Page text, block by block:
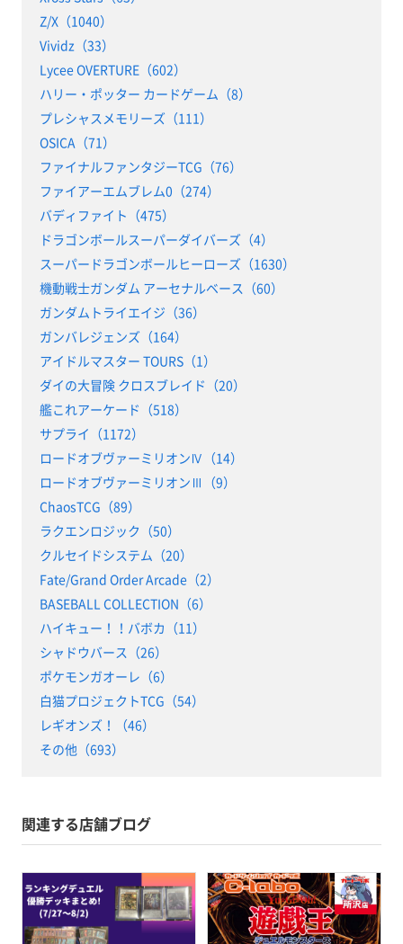
Z/X（1040）
Vividz（33）
Lycee OVERTURE（602）
ハリー・ポッター カードゲーム（8）
プレシャスメモリーズ（111）
OSICA（71）
ファイナルファンタジーTCG（76）
ファイアーエムブレム0（274）
バディファイト（475）
ドラゴンボールスーパーダイバーズ（4）
スーパードラゴンボールヒーローズ（1630）
機動戦士ガンダム アーセナルベース（60）
ガンダムトライエイジ（36）
ガンバレジェンズ（164）
アイドルマスター TOURS（1）
ダイの大冒険 クロスブレイド（20）
艦これアーケード（518）
サプライ（1172）
ロードオブヴァーミリオンⅣ（14）
ロードオブヴァーミリオンⅢ（9）
ChaosTCG（89）
ラクエンロジック（50）
クルセイドシステム（20）
Fate/Grand Order Arcade（2）
BASEBALL COLLECTION（6）
ハイキュー！！バボカ（11）
シャドウバース（26）
ポケモンガオーレ（6）
白猫プロジェクトTCG（54）
レギオンズ！（46）
その他（693）
関連する店舗ブログ